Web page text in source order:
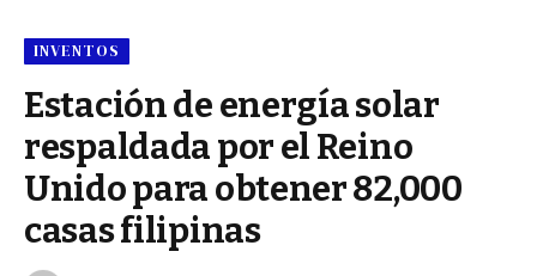
INVENTOS
Estación de energía solar
respaldada por el Reino
Unido para obtener 82,000
casas filipinas